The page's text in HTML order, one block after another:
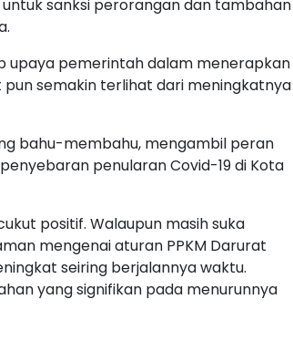
sanksi perorangan dan tambahan
upaya pemerintah dalam menerapkan
pun semakin terlihat dari meningkatnya
bahu-membahu, mengambil peran
penularan Covid-19 di Kota
positif. Walaupun masih suka
mengenai aturan PPKM Darurat
seiring berjalannya waktu.
yang signifikan pada menurunnya